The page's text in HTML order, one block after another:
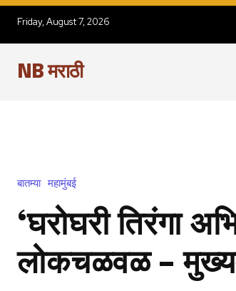
Friday, August 7, 2026
NB मराठी
बातम्या महामुंबई
‘घरोघरी तिरंगा
लोकचळवळ –